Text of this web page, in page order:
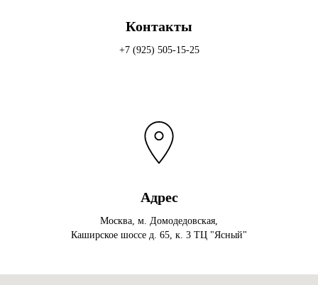
Контакты
+7 (925) 505-15-25
Адрес
Москва, м. Домодедовская,
Каширское шоссе д. 65, к. 3 ТЦ "Ясный"